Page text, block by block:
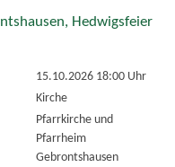
Hedwigsfeier
15.10.2026 18:00 Uhr
Kirche
Pfarrkirche und
Pfarrheim
Gebrontshausen